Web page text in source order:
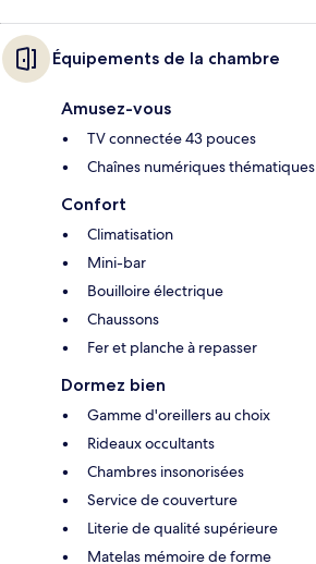
Équipements de la chambre
Amusez-vous
TV connectée 43 pouces
Chaînes numériques thématiques
Confort
Climatisation
Mini-bar
Bouilloire électrique
Chaussons
Fer et planche à repasser
Dormez bien
Gamme d'oreillers au choix
Rideaux occultants
Chambres insonorisées
Service de couverture
Literie de qualité supérieure
Matelas mémoire de forme